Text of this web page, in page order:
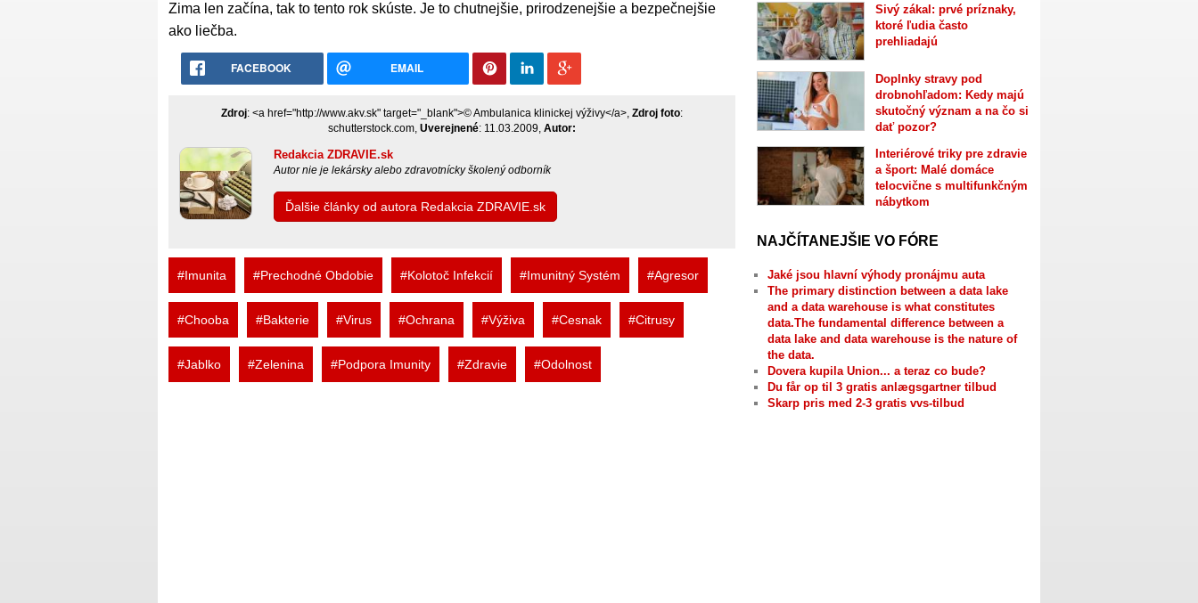
Zima len začína, tak to tento rok skúste. Je to chutnejšie, prirodzenejšie a bezpečnejšie
ako liečba.
FACEBOOK EMAIL
Zdroj: <a href="http://www.akv.sk" target="_blank">© Ambulanica klinickej výživy</a>, Zdroj foto:
schutterstock.com, Uverejnené: 11.03.2009, Autor:
Redakcia ZDRAVIE.sk
Autor nie je lekársky alebo zdravotnícky školený odborník
Ďalšie články od autora Redakcia ZDRAVIE.sk
#Imunita #Prechodné Obdobie #Kolotoč Infekcií #Imunitný Systém #Agresor
#Chooba #Bakterie #Virus #Ochrana #Výživa #Cesnak #Citrusy
#Jablko #Zelenina #Podpora Imunity #Zdravie #Odolnost
Sivý zákal: prvé príznaky,
ktoré ľudia často
prehliadajú
Doplnky stravy pod
drobnohľadom: Kedy majú
skutočný význam a na čo si
dať pozor?
Interiérové triky pre zdravie
a šport: Malé domáce
telocvične s multifunkčným
nábytkom
NAJČÍTANEJŠIE VO FÓRE
Jaké jsou hlavní výhody pronájmu auta
The primary distinction between a data lake
and a data warehouse is what constitutes
data.The fundamental difference between a
data lake and data warehouse is the nature of
the data.
Dovera kupila Union... a teraz co bude?
Du får op til 3 gratis anlægsgartner tilbud
Skarp pris med 2-3 gratis vvs-tilbud